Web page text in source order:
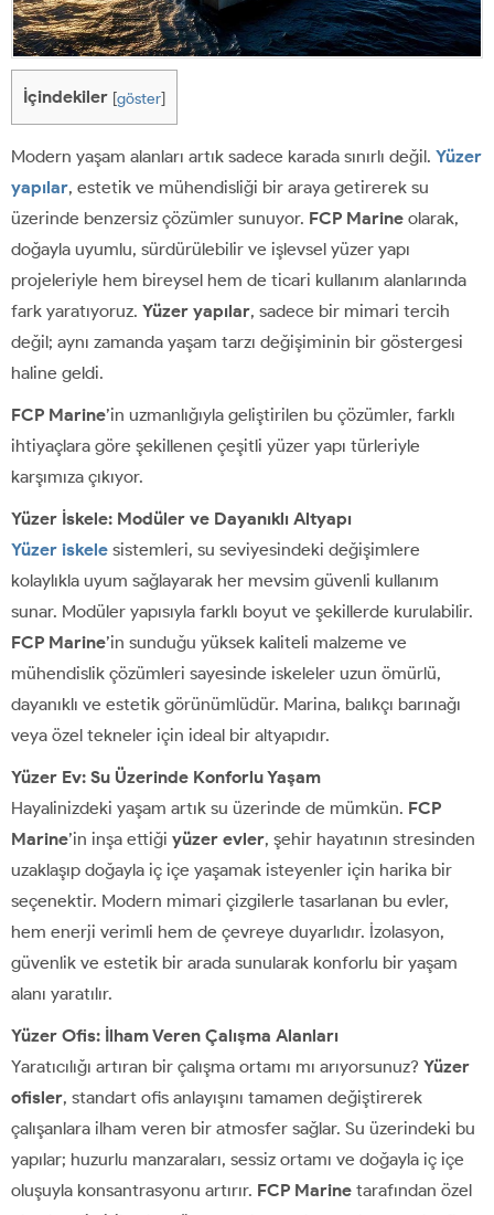
İçindekiler [göster]
Modern yaşam alanları artık sadece karada sınırlı değil. Yüzer
yapılar, estetik ve mühendisliği bir araya getirerek su
üzerinde benzersiz çözümler sunuyor. FCP Marine olarak,
doğayla uyumlu, sürdürülebilir ve işlevsel yüzer yapı
projeleriyle hem bireysel hem de ticari kullanım alanlarında
fark yaratıyoruz. Yüzer yapılar, sadece bir mimari tercih
değil; aynı zamanda yaşam tarzı değişiminin bir göstergesi
haline geldi.
FCP Marine’in uzmanlığıyla geliştirilen bu çözümler, farklı
ihtiyaçlara göre şekillenen çeşitli yüzer yapı türleriyle
karşımıza çıkıyor.
Yüzer İskele: Modüler ve Dayanıklı Altyapı
Yüzer iskele sistemleri, su seviyesindeki değişimlere
kolaylıkla uyum sağlayarak her mevsim güvenli kullanım
sunar. Modüler yapısıyla farklı boyut ve şekillerde kurulabilir.
FCP Marine’in sunduğu yüksek kaliteli malzeme ve
mühendislik çözümleri sayesinde iskeleler uzun ömürlü,
dayanıklı ve estetik görünümlüdür. Marina, balıkçı barınağı
veya özel tekneler için ideal bir altyapıdır.
Yüzer Ev: Su Üzerinde Konforlu Yaşam
Hayalinizdeki yaşam artık su üzerinde de mümkün. FCP
Marine’in inşa ettiği yüzer evler, şehir hayatının stresinden
uzaklaşıp doğayla iç içe yaşamak isteyenler için harika bir
seçenektir. Modern mimari çizgilerle tasarlanan bu evler,
hem enerji verimli hem de çevreye duyarlıdır. İzolasyon,
güvenlik ve estetik bir arada sunularak konforlu bir yaşam
alanı yaratılır.
Yüzer Ofis: İlham Veren Çalışma Alanları
Yaratıcılığı artıran bir çalışma ortamı mı arıyorsunuz? Yüzer
ofisler, standart ofis anlayışını tamamen değiştirerek
çalışanlara ilham veren bir atmosfer sağlar. Su üzerindeki bu
yapılar; huzurlu manzaraları, sessiz ortamı ve doğayla iç içe
oluşuyla konsantrasyonu artırır. FCP Marine tarafından özel